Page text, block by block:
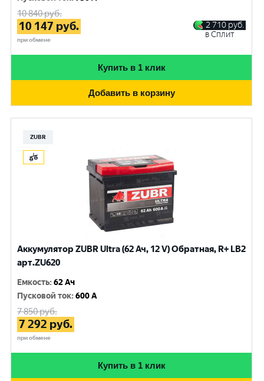
10 840руб.
10 147 руб.
при обмене
2 710 руб.
в Сплит
Купить в 1 клик
Добавить в корзину
ZUBR
Аккумулятор ZUBR Ultra (62 Ач, 12 V) Обратная, R+ LB2
арт.ZU620
Емкость:62 Ач
Пусковой ток:600 A
7 850руб.
7 292 руб.
при обмене
Купить в 1 клик